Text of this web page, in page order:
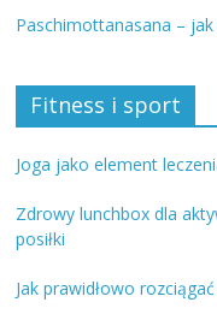
Paschimottanasana –
Fitness i sport
Joga jako element
Zdrowy lunchbox dla
posiłki
Jak prawidłowo